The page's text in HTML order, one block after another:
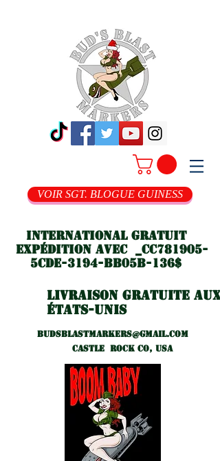
VOIR SGT. BLOGUE GUINESS
International gratuit
Expédition avec _cc781905-
5cde-3194-bb05b-136$
Livraison gratuite aux
États-Unis
Budsblastmarkers@gmail.com
Castle Rock CO, USA